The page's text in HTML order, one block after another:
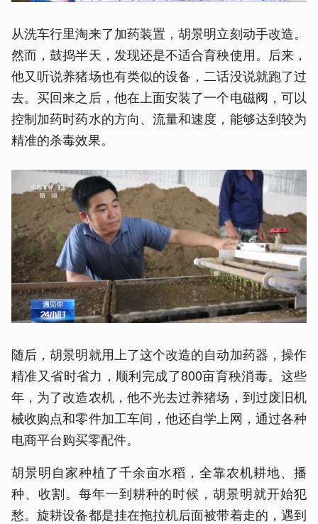
从洗车行里淘来了加药装置，胡景明立刻动手改造。
然而，鼓捣半天，发现还是不适合育秧使用。后来，
他又听说养猪场也有类似的设备，二话没说就跑了过
去。买回来之后，他在上面安装了一个电磁阀，可以
控制加药时药水的方向、流量和速度，能够达到较为
精准的杀毒效果。
随后，胡景明就用上了这个改造的自动加药器，操作
精准又省时省力，顺利完成了800亩育秧消毒。这些
年，为了改造农机，他不光去过养猪场，到过废旧机
械收购点和零件加工车间，他还自学上网，通过各种
电商平台购买零配件。
胡景明自家种植了千余亩水稻，全靠农机耕地、播
种、收割。每年一到耕种的时候，胡景明就开始犯
愁。旋耕设备都是挂在拖拉机后面被带着走的，遇到